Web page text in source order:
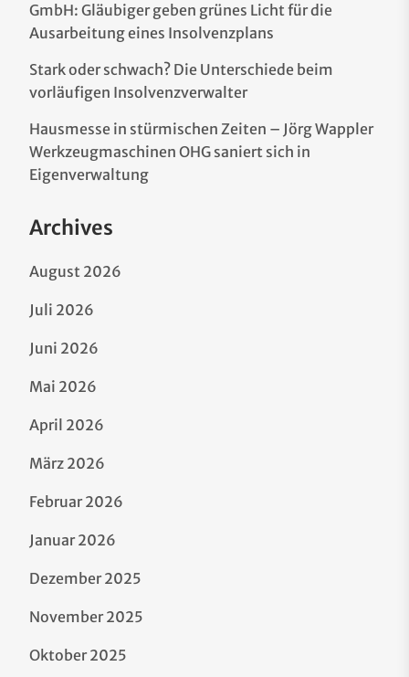
GmbH: Gläubiger geben grünes Licht für die
Ausarbeitung eines Insolvenzplans
Stark oder schwach? Die Unterschiede beim
vorläufigen Insolvenzverwalter
Hausmesse in stürmischen Zeiten – Jörg Wappler
Werkzeugmaschinen OHG saniert sich in
Eigenverwaltung
Archives
August 2026
Juli 2026
Juni 2026
Mai 2026
April 2026
März 2026
Februar 2026
Januar 2026
Dezember 2025
November 2025
Oktober 2025